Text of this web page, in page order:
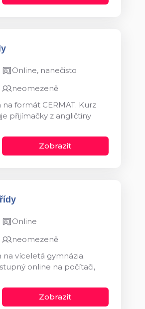
Online, nanečisto
neomezeně
formát CERMAT. Kurz
přijímačky z angličtiny
Zobrazit
Online
neomezeně
na víceletá gymnázia.
online na počítači,
Zobrazit